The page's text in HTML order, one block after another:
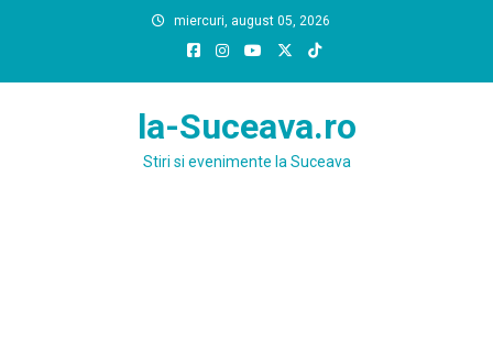
miercuri, august 05, 2026
la-Suceava.ro
Stiri si evenimente la Suceava